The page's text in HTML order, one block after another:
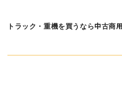
トラック・重機を買うなら中古商